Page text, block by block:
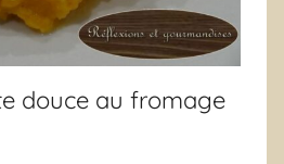
douce au fromage